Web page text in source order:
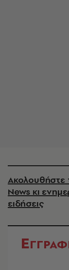
Ακολουθήστε
News κι
ειδήσεις
Ε